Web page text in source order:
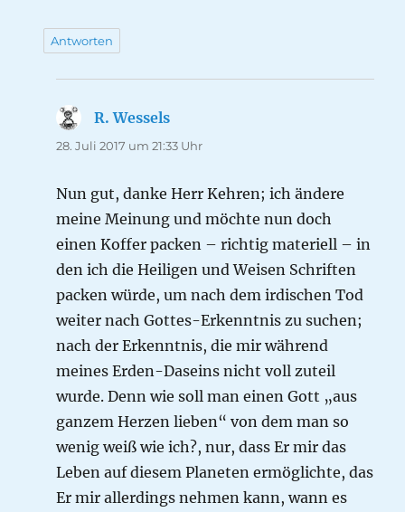
Antworten
R. Wessels
28. Juli 2017 um 21:33 Uhr
Nun gut, danke Herr Kehren; ich ändere
meine Meinung und möchte nun doch
einen Koffer packen – richtig materiell – in
den ich die Heiligen und Weisen Schriften
packen würde, um nach dem irdischen Tod
weiter nach Gottes-Erkenntnis zu suchen;
nach der Erkenntnis, die mir während
meines Erden-Daseins nicht voll zuteil
wurde. Denn wie soll man einen Gott „aus
ganzem Herzen lieben“ von dem man so
wenig weiß wie ich?, nur, dass Er mir das
Leben auf diesem Planeten ermöglichte, das
Er mir allerdings nehmen kann, wann es